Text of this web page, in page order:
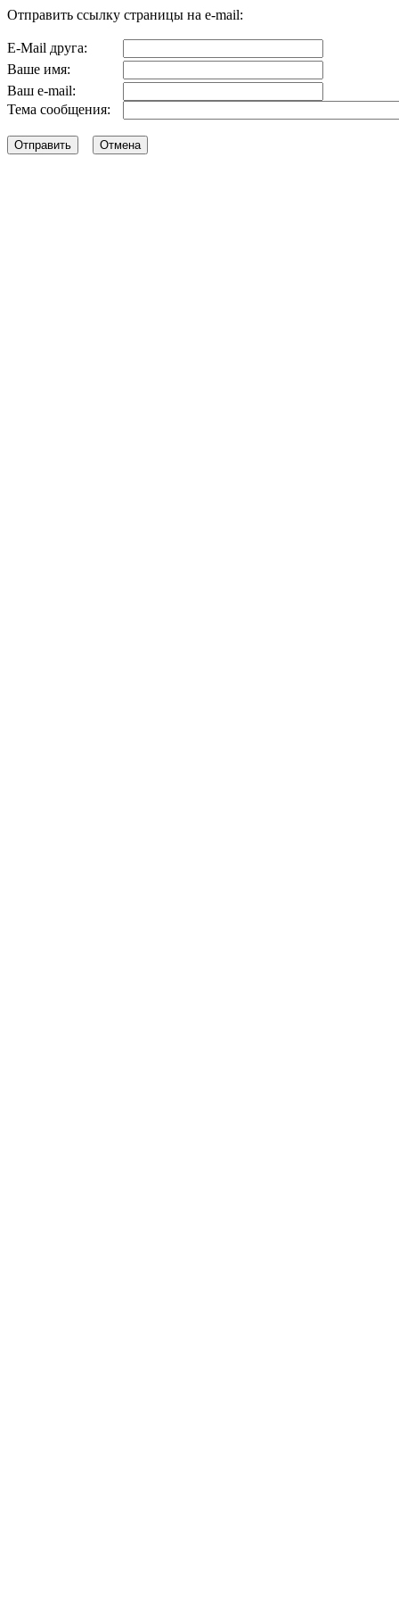
Отправить ссылку страницы на e-mail:
E-Mail друга:
Ваше имя:
Ваш e-mail:
Тема сообщения: